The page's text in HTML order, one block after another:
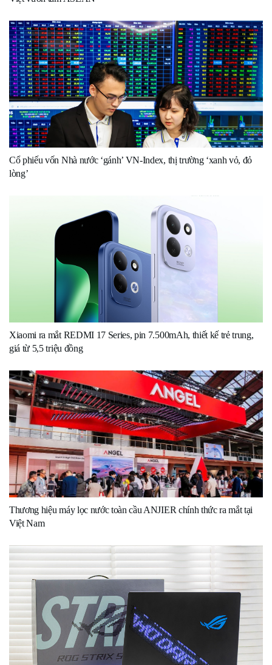
Cổ phiếu vốn Nhà nước ‘gánh’ VN-Index, thị trường ‘xanh vỏ, đỏ
lòng’
Xiaomi ra mắt REDMI 17 Series, pin 7.500mAh, thiết kế trẻ trung,
giá từ 5,5 triệu đồng
Thương hiệu máy lọc nước toàn cầu ANJIER chính thức ra mắt tại
Việt Nam